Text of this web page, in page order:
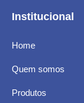
Institucional
Home
Quem somos
Produtos